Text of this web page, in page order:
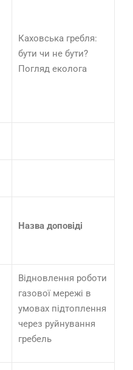
Каховська гребля:
бути чи не бути?
Погляд еколога
Назва доповіді
Відновлення роботи
газової мережі в
умовах підтоплення
через руйнування
гребель